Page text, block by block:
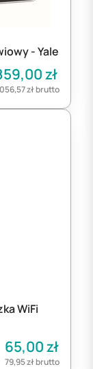
- Yale
zł
złbrutto
WiFi
65,00zł
79,95złbrutto